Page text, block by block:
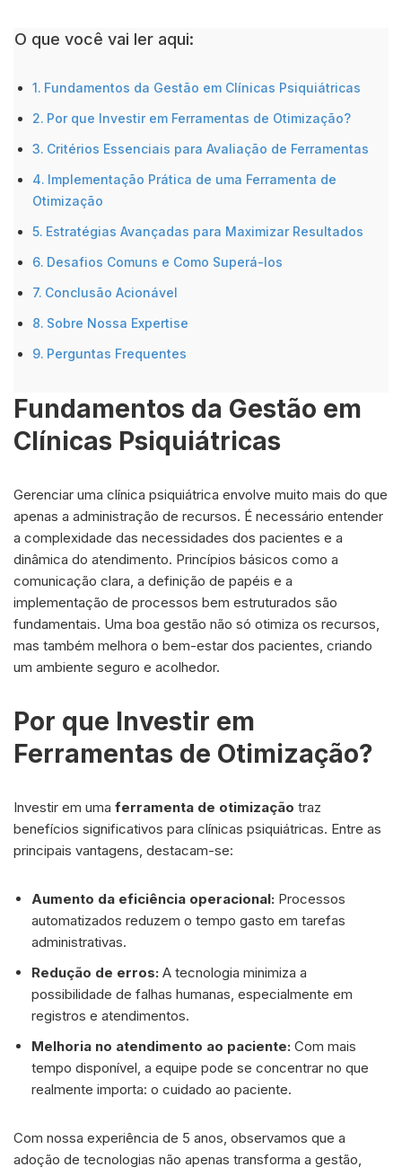
O que você vai ler aqui:
Fundamentos da Gestão em Clínicas Psiquiátricas
Por que Investir em Ferramentas de Otimização?
Critérios Essenciais para Avaliação de Ferramentas
Implementação Prática de uma Ferramenta de
Otimização
Estratégias Avançadas para Maximizar Resultados
Desafios Comuns e Como Superá-los
Conclusão Acionável
Sobre Nossa Expertise
Perguntas Frequentes
Fundamentos da Gestão em
Clínicas Psiquiátricas
Gerenciar uma clínica psiquiátrica envolve muito mais do que
apenas a administração de recursos. É necessário entender
a complexidade das necessidades dos pacientes e a
dinâmica do atendimento. Princípios básicos como a
comunicação clara, a definição de papéis e a
implementação de processos bem estruturados são
fundamentais. Uma boa gestão não só otimiza os recursos,
mas também melhora o bem-estar dos pacientes, criando
um ambiente seguro e acolhedor.
Por que Investir em
Ferramentas de Otimização?
Investir em uma ferramenta de otimização traz
benefícios significativos para clínicas psiquiátricas. Entre as
principais vantagens, destacam-se:
Aumento da eficiência operacional: Processos
automatizados reduzem o tempo gasto em tarefas
administrativas.
Redução de erros: A tecnologia minimiza a
possibilidade de falhas humanas, especialmente em
registros e atendimentos.
Melhoria no atendimento ao paciente: Com mais
tempo disponível, a equipe pode se concentrar no que
realmente importa: o cuidado ao paciente.
Com nossa experiência de 5 anos, observamos que a
adoção de tecnologias não apenas transforma a gestão,